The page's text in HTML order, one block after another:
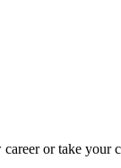
or take your